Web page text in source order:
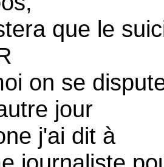
que le
on se
jour
j'ai dit à